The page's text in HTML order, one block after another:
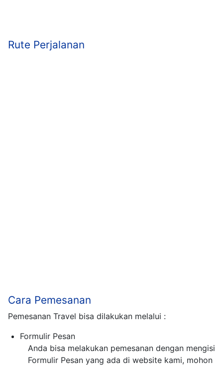
Rute Perjalanan
Cara Pemesanan
Pemesanan Travel bisa dilakukan melalui :
Formulir Pesan
Anda bisa melakukan pemesanan dengan mengisi
Formulir Pesan yang ada di website kami, mohon